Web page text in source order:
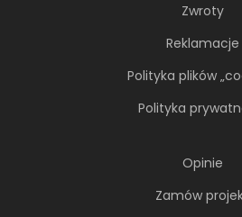
Drewno i florystyczne dekory w
Zwroty
Reklamacje
Polityka plików
Polityka
Opinie
Zamów